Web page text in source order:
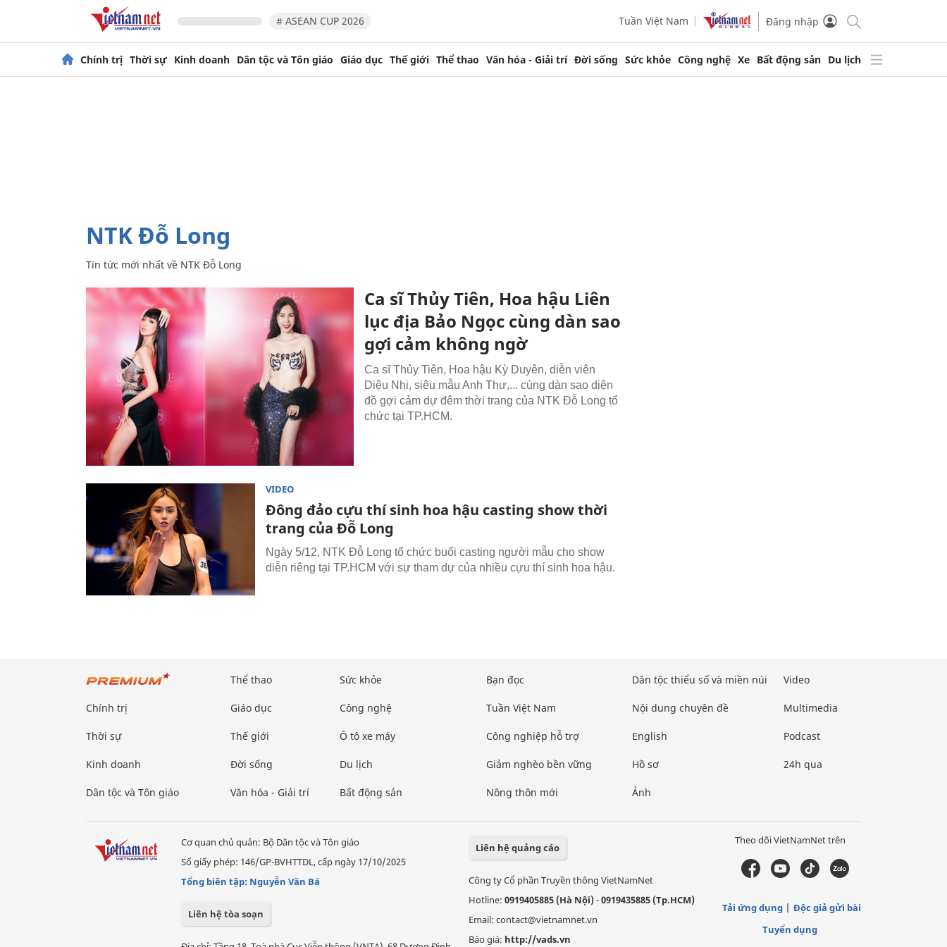
# ASEAN CUP 2026 Tuần Việt Nam Đăng nhập
Chính trị Thời sự Kinh doanh Dân tộc và Tôn giáo Giáo dục Thế giới Thể thao Văn hóa - Giải trí Đời sống Sức khỏe Công nghệ Xe Bất động sản Du lịch
NTK Đỗ Long
Tin tức mới nhất về NTK Đỗ Long
Ca sĩ Thủy Tiên, Hoa hậu Liên
lục địa Bảo Ngọc cùng dàn sao
gợi cảm không ngờ
Ca sĩ Thủy Tiên, Hoa hậu Kỳ Duyên, diễn viên
Diệu Nhi, siêu mẫu Anh Thư,... cùng dàn sao diện
đồ gợi cảm dự đêm thời trang của NTK Đỗ Long tổ
chức tại TP.HCM.
VIDEO
Đông đảo cựu thí sinh hoa hậu casting show thời
trang của Đỗ Long
Ngày 5/12, NTK Đỗ Long tổ chức buổi casting người mẫu cho show
diễn riêng tại TP.HCM với sự tham dự của nhiều cựu thí sinh hoa hậu.
Chính trị
Thời sự
Kinh doanh
Dân tộc và Tôn giáo
Thể thao
Giáo dục
Thế giới
Đời sống
Văn hóa - Giải trí
Sức khỏe
Công nghệ
Ô tô xe máy
Du lịch
Bất động sản
Bạn đọc
Tuần Việt Nam
Công nghiệp hỗ trợ
Giảm nghèo bền vững
Nông thôn mới
Dân tộc thiểu số và miền núi
Nội dung chuyên đề
English
Hồ sơ
Ảnh
Video
Multimedia
Podcast
24h qua
Cơ quan chủ quản: Bộ Dân tộc và Tôn giáo
Số giấy phép: 146/GP-BVHTTDL, cấp ngày 17/10/2025
Tổng biên tập: Nguyễn Văn Bá
Liên hệ tòa soạn
Liên hệ quảng cáo
Công ty Cổ phần Truyền thông VietNamNet
Hotline: 0919405885 (Hà Nội)-0919435885 (Tp.HCM)
Email: contact@vietnamnet.vn
Báo giá: http://vads.vn
Theo dõi VietNamNet trên
Tải ứng dụng
Độc giả gửi bài
Tuyển dụng